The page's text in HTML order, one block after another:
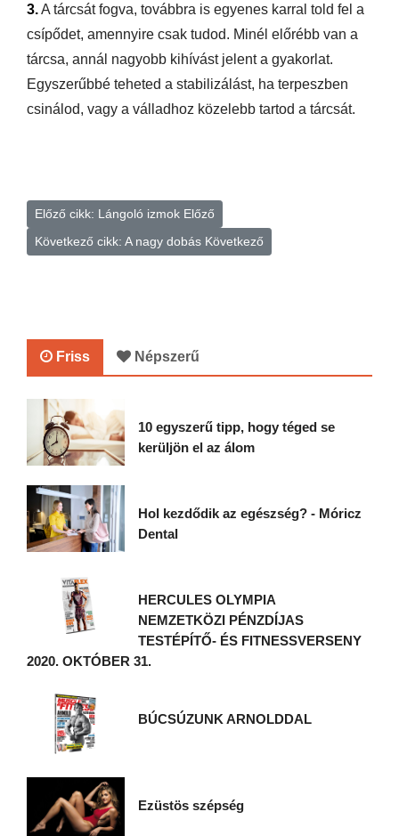
3.A tárcsát fogva, továbbra is egyenes karral told fel a
csípődet, amennyire csak tudod. Minél előrébb van a
tárcsa, annál nagyobb kihívást jelent a gyakorlat.
Egyszerűbbé teheted a stabilizálást, ha terpeszben
csinálod, vagy a válladhoz közelebb tartod a tárcsát.
Előző cikk: Lángoló izmok Előző
Következő cikk: A nagy dobás Következő
Friss Népszerű
10 egyszerű tipp, hogy téged se
kerüljön el az álom
Hol kezdődik az egészség? - Móricz
Dental
HERCULES OLYMPIA
NEMZETKÖZI PÉNZDÍJAS
TESTÉPÍTŐ- ÉS FITNESSVERSENY
2020. OKTÓBER 31.
BÚCSÚZUNK ARNOLDDAL
Ezüstös szépség